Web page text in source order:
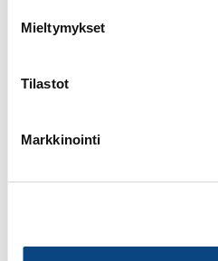
Mieltymykset
Tilastot
Markkinointi